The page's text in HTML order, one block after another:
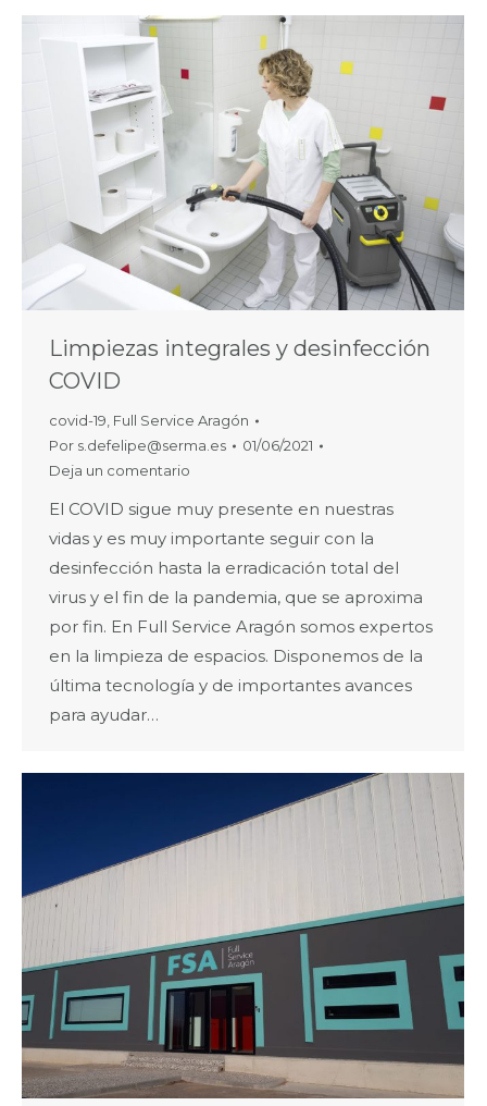
Limpiezas integrales y desinfección
COVID
covid-19 Full Service Aragón
Por s.defelipe@serma.es
01/06/2021
Deja un comentario
El COVID sigue muy presente en nuestras
vidas y es muy importante seguir con la
desinfección hasta la erradicación total del
virus y el fin de la pandemia, que se aproxima
por fin. En Full Service Aragón somos expertos
en la limpieza de espacios. Disponemos de la
última tecnología y de importantes avances
para ayudar…